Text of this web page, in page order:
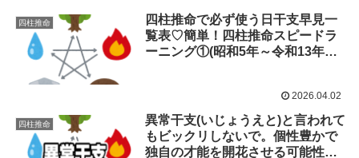
四柱推命
四柱推命で必ず使う日干支早見一
覧表♡簡単！四柱推命スピードラ
ーニング①(昭和5年～令和13年ま
2026.04.02
四柱推命
異常干支(いじょうえと)と言われて
もビックリしないで。個性豊かで
独自の才能を開花させる可能性が